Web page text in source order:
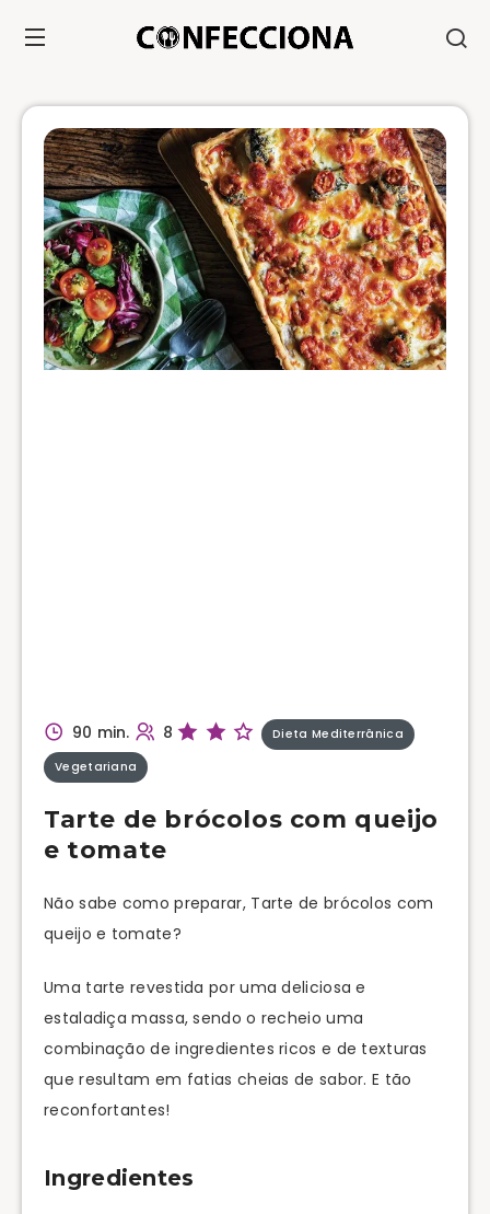
90 min. 8 Dieta Mediterrânica
Vegetariana
Tarte de brócolos com queijo
e tomate
Não sabe como preparar, Tarte de brócolos com
queijo e tomate?
Uma tarte revestida por uma deliciosa e
estaladiça massa, sendo o recheio uma
combinação de ingredientes ricos e de texturas
que resultam em fatias cheias de sabor. E tão
reconfortantes!
Ingredientes